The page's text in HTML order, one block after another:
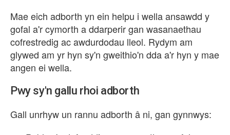
Mae eich adborth yn ein helpu i wella ansawdd y
gofal a'r cymorth a ddarperir gan wasanaethau
cofrestredig ac awdurdodau lleol. Rydym am
glywed am yr hyn sy'n gweithio'n dda a'r hyn y mae
angen ei wella.
Pwy sy'n gallu rhoi adborth
Gall unrhyw un rannu adborth â ni, gan gynnwys: